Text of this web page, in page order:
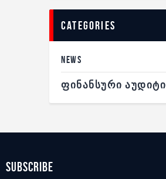
categories
NEWS
ᲤᲘᲜᲐᲜᲡᲣᲠᲘ ᲐᲣᲓᲘᲢᲘ
subscribe